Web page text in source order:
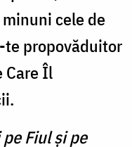
cele de
propovăduitor
Care Îl
Fiul şi pe